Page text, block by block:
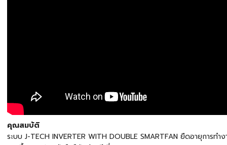
คุณสมบัติ
ระบบ J-TECH INVERTER WITH DOUBLE SMARTFAN ยืดอายุการทำ